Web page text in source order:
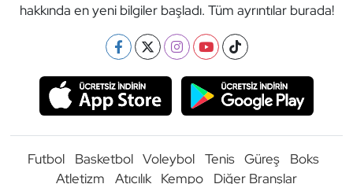
hakkında en yeni bilgiler başladı. Tüm ayrıntılar burada!
Futbol Basketbol Voleybol Tenis Güreş
Boks
Atletizm
Atıcılık Kempo Diğer Branşlar